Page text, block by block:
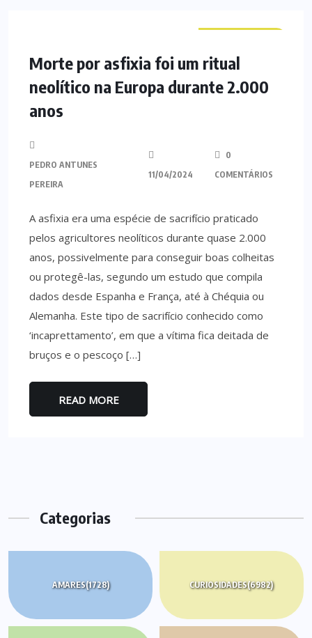
Morte por asfixia foi um ritual
neolítico na Europa durante 2.000
anos
PEDRO ANTUNES
PEREIRA
11/04/2024
0
COMENTÁRIOS
A asfixia era uma espécie de sacrifício praticado
pelos agricultores neolíticos durante quase 2.000
anos, possivelmente para conseguir boas colheitas
ou protegê-las, segundo um estudo que compila
dados desde Espanha e França, até à Chéquia ou
Alemanha. Este tipo de sacrifício conhecido como
‘incaprettamento’, em que a vítima fica deitada de
bruços e o pescoço […]
READ MORE
Categorias
AMARES(1728) CURIOSIDADES(6982)